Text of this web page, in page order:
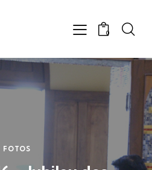
0
FOTOS